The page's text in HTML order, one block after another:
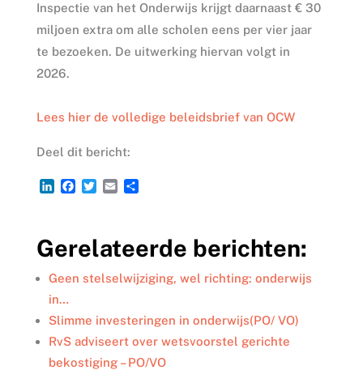
Inspectie van het Onderwijs krijgt daarnaast € 30
miljoen extra om alle scholen eens per vier jaar
te bezoeken. De uitwerking hiervan volgt in
2026.
Lees hier de volledige beleidsbrief van OCW
Deel dit bericht:
L
e
d
I
n
F
b
o
o
k
T
t
e
r
E
l
D
n
Gerelateerde berichten:
Geen stelselwijziging, wel richting: onderwijs
in…
Slimme investeringen in onderwijs(PO/ VO)
RvS adviseert over wetsvoorstel gerichte
bekostiging – PO/VO